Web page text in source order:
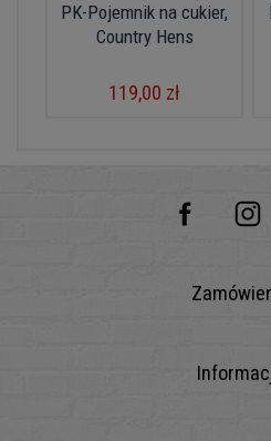
PK-Pojemnik na cukier,
Country Hens
119,00 zł